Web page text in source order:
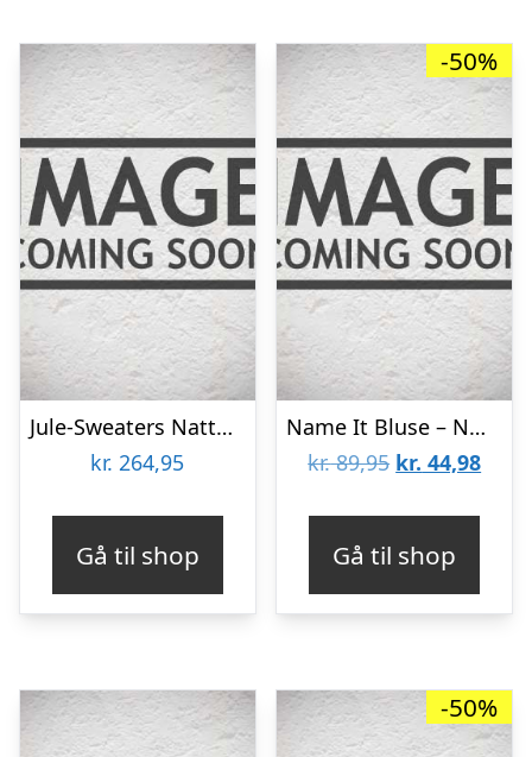
Jule-Sweaters Nattøj – Dino Christmas – Grøn
kr. 264,95
Gå til shop
-50%
Name It Bluse – NmmVoto – Bright White/Race Dino
kr.89,95 Den
kr. 89,95.
kr. 44,98Den
kr.
Gå til shop
-50%